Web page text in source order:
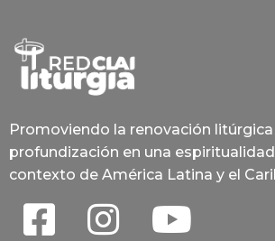
Promoviendo la renovación litúrgica
profundización en una
contexto de América Latina y el